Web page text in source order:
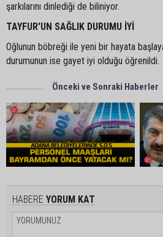
şarkılarını dinlediği de biliniyor.
TAYFUR'UN SAĞLIK DURUMU İYİ
Oğlunun böbreği ile yeni bir hayata
durumunun ise gayet iyi olduğu öğrenildi.
Önceki ve Sonraki Haberler
HABERE YORUM KAT